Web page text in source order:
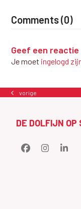
Comments (0)
Geef een reactie
Je moet ingelogd
previous
vorige
DE DOLFIJN OP
FacebookInstagram